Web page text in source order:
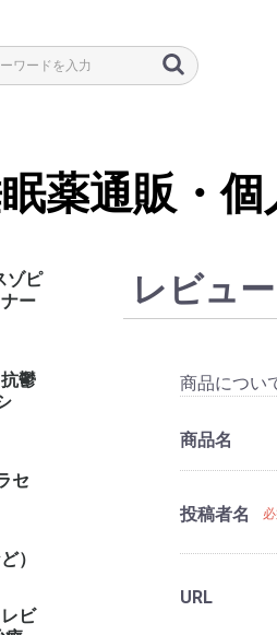
薬通販・
ゾピ
ー
鬱
セ
）
ビ
レビュ
商品につい
商品名
投稿者名
URL